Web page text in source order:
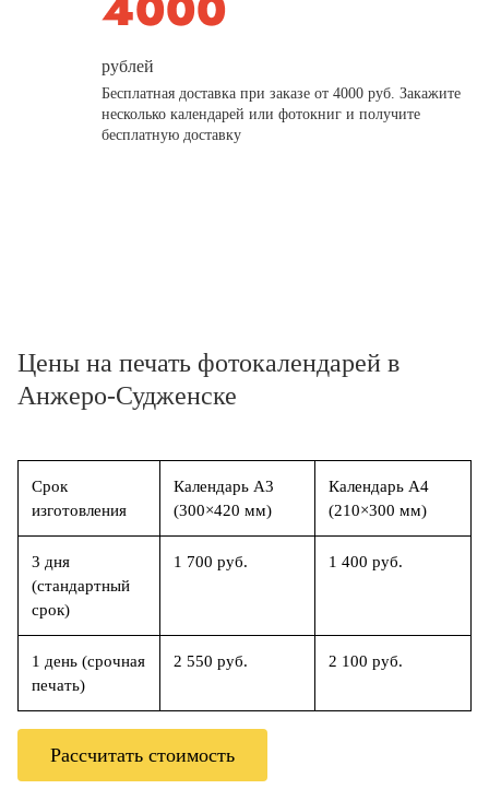
рублей
Бесплатная доставка при заказе от 4000 руб. Закажите
несколько календарей или фотокниг и получите
бесплатную доставку
Цены на печать фотокалендарей в
Анжеро-Судженске
Срок
изготовления
Календарь А3
(300×420 мм)
Календарь А4
(210×300 мм)
3 дня
(стандартный
срок)
1 700 руб. 1 400 руб.
1 день (срочная
печать)
2 550 руб. 2 100 руб.
Рассчитать стоимость